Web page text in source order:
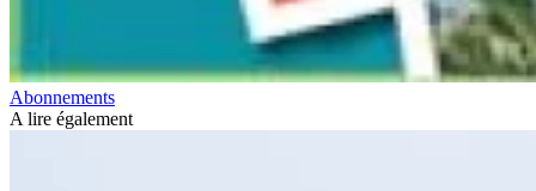
Abonnements
A lire également